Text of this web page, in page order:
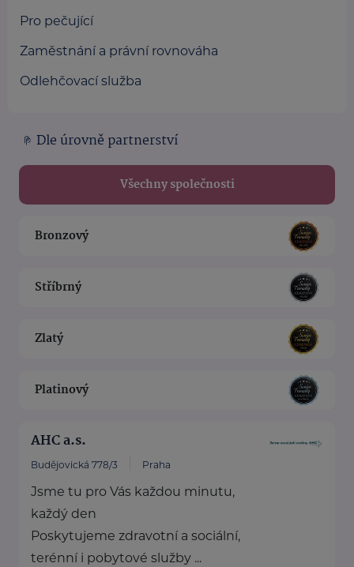
Pro pečující
Zaměstnání a právní rovnováha
Odlehčovací služba
Dle úrovně partnerství
Všechny společnosti
Bronzový
Stříbrný
Zlatý
Platinový
AHC a.s.
Budějovická 778/3 Praha
Jsme tu pro Vás každou minutu,
každý den
Poskytujeme zdravotní a sociální,
terénní i pobytové služby ...